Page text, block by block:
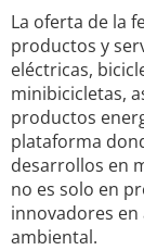
La oferta de la
productos y
eléctricas,
minibicicletas,
productos
plataforma
desarrollos en
no es solo en
innovadores
ambiental.